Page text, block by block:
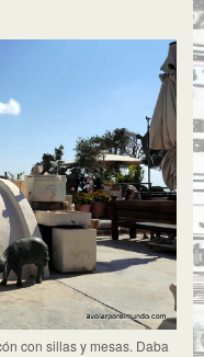
con sillas y mesas. Daba